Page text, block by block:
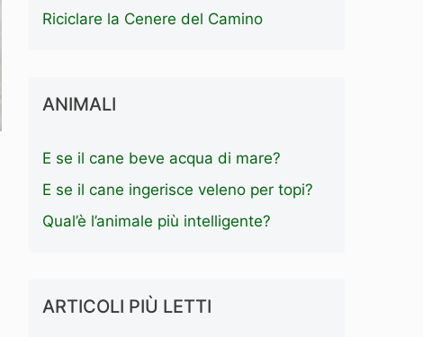
Riciclare la Cenere del Camino
ANIMALI
E se il cane beve acqua di mare?
E se il cane ingerisce veleno per topi?
Qual’è l’animale più intelligente?
ARTICOLI PIÙ LETTI